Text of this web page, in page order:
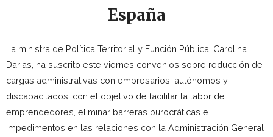
España
La ministra de Política Territorial y Función Pública, Carolina
Darias, ha suscrito este viernes convenios sobre reducción de
cargas administrativas con empresarios, autónomos y
discapacitados, con el objetivo de facilitar la labor de
emprendedores, eliminar barreras burocráticas e
impedimentos en las relaciones con la Administración General